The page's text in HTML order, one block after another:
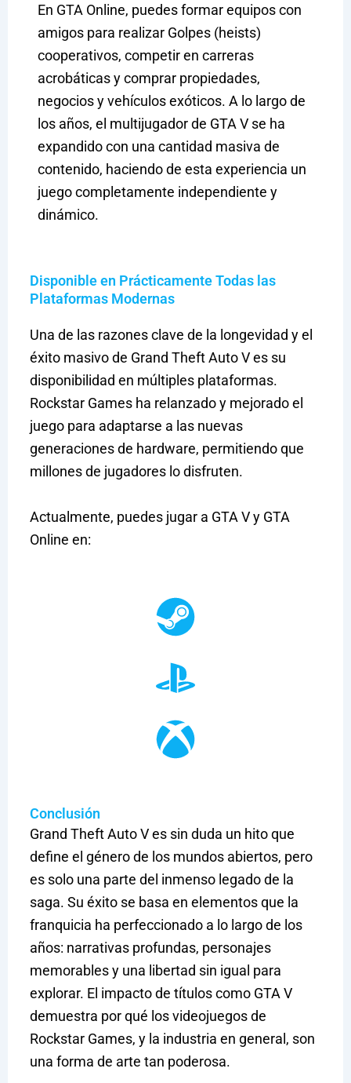
En GTA Online, puedes formar equipos con
amigos para realizar Golpes (heists)
cooperativos, competir en carreras
acrobáticas y comprar propiedades,
negocios y vehículos exóticos. A lo largo de
los años, el multijugador de GTA V se ha
expandido con una cantidad masiva de
contenido, haciendo de esta experiencia un
juego completamente independiente y
dinámico.
Disponible en Prácticamente Todas las
Plataformas Modernas
Una de las razones clave de la longevidad y el
éxito masivo de Grand Theft Auto V es su
disponibilidad en múltiples plataformas.
Rockstar Games ha relanzado y mejorado el
juego para adaptarse a las nuevas
generaciones de hardware, permitiendo que
millones de jugadores lo disfruten.
Actualmente, puedes jugar a GTA V y GTA
Online en:
Conclusión
Grand Theft Auto V es sin duda un hito que
define el género de los mundos abiertos, pero
es solo una parte del inmenso legado de la
saga. Su éxito se basa en elementos que la
franquicia ha perfeccionado a lo largo de los
años: narrativas profundas, personajes
memorables y una libertad sin igual para
explorar. El impacto de títulos como GTA V
demuestra por qué los videojuegos de
Rockstar Games, y la industria en general, son
una forma de arte tan poderosa.